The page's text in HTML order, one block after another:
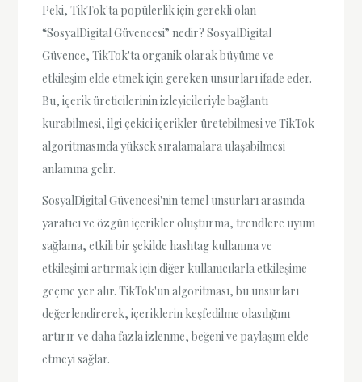
Peki, TikTok'ta popülerlik için gerekli olan
“SosyalDigital Güvencesi” nedir? SosyalDigital
Güvence, TikTok'ta organik olarak büyüme ve
etkileşim elde etmek için gereken unsurları ifade eder.
Bu, içerik üreticilerinin izleyicileriyle bağlantı
kurabilmesi, ilgi çekici içerikler üretebilmesi ve TikTok
algoritmasında yüksek sıralamalara ulaşabilmesi
anlamına gelir.
SosyalDigital Güvencesi'nin temel unsurları arasında
yaratıcı ve özgün içerikler oluşturma, trendlere uyum
sağlama, etkili bir şekilde hashtag kullanma ve
etkileşimi artırmak için diğer kullanıcılarla etkileşime
geçme yer alır. TikTok'un algoritması, bu unsurları
değerlendirerek, içeriklerin keşfedilme olasılığını
artırır ve daha fazla izlenme, beğeni ve paylaşım elde
etmeyi sağlar.